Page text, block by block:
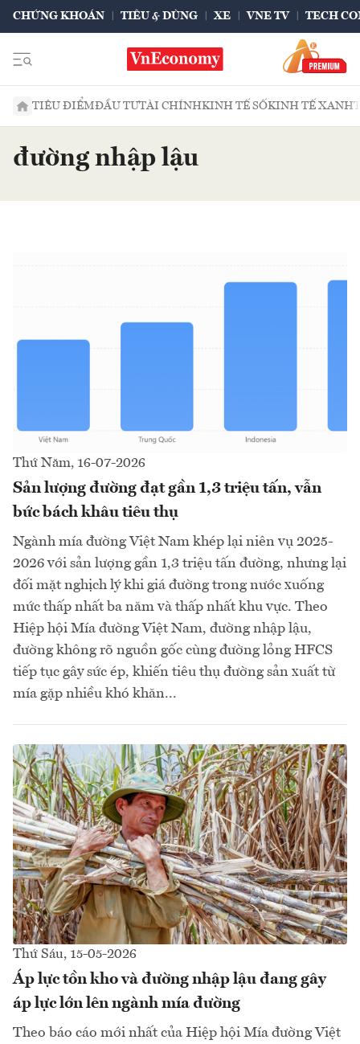
CHỨNG KHOÁN TIÊU & DÙNG XE VNE TV TECH
TIÊU ĐIỂMĐẦU TƯTÀI CHÍNHKINH TẾ SỐKINH TẾ XANH
đường nhập lậu
Thứ Năm, 16-07-2026
Sản lượng đường đạt gần 1,3 triệu tấn, vẫn
bức bách khâu tiêu thụ
Ngành mía đường Việt Nam khép lại niên vụ 2025-
2026 với sản lượng gần 1,3 triệu tấn đường, nhưng lại
đối mặt nghịch lý khi giá đường trong nước xuống
mức thấp nhất ba năm và thấp nhất khu vực. Theo
Hiệp hội Mía đường Việt Nam, đường nhập lậu,
đường không rõ nguồn gốc cùng đường lỏng HFCS
tiếp tục gây sức ép, khiến tiêu thụ đường sản xuất từ
mía gặp nhiều khó khăn...
Thứ Sáu, 15-05-2026
Áp lực tồn kho và đường nhập lậu đang gây
áp lực lớn lên ngành mía đường
Theo báo cáo mới nhất của Hiệp hội Mía đường Việt